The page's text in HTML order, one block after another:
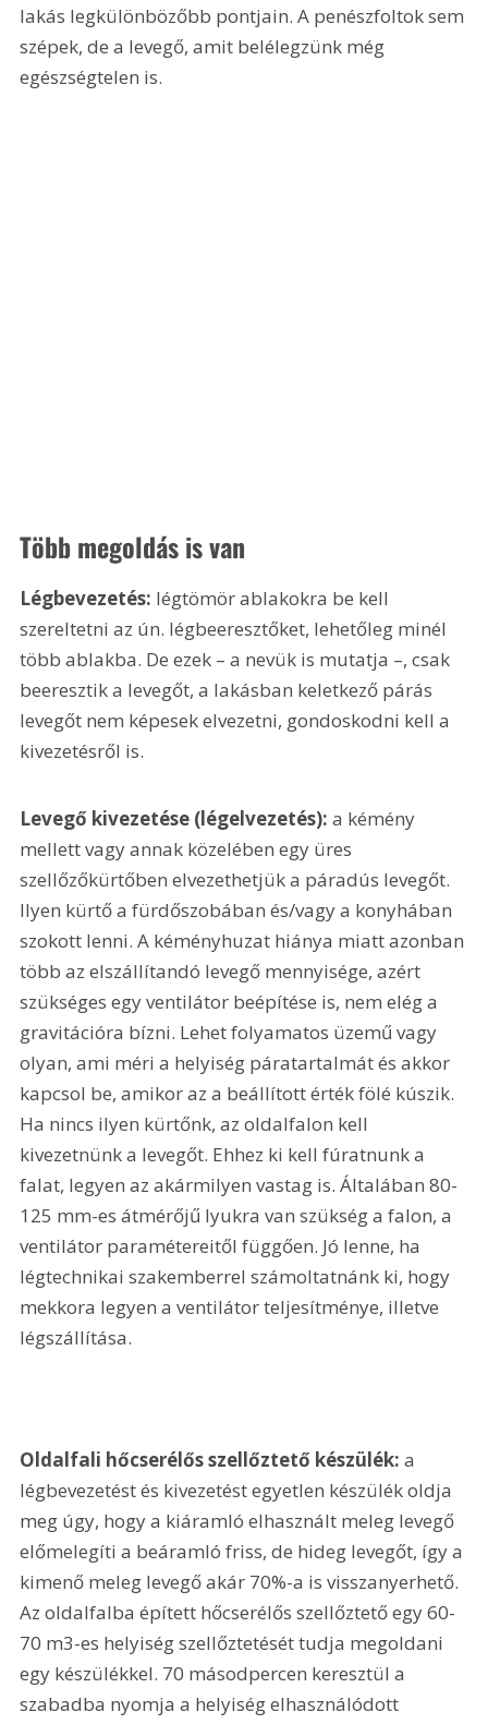
lakás legkülönbözőbb pontjain. A penészfoltok sem
szépek, de a levegő, amit belélegzünk még
egészségtelen is.
Több megoldás is van
Légbevezetés: légtömör ablakokra be kell
szereltetni az ún. légbeeresztőket, lehetőleg minél
több ablakba. De ezek – a nevük is mutatja –, csak
beeresztik a levegőt, a lakásban keletkező párás
levegőt nem képesek elvezetni, gondoskodni kell a
kivezetésről is.
Levegő kivezetése (légelvezetés): a kémény
mellett vagy annak közelében egy üres
szellőzőkürtőben elvezethetjük a páradús levegőt.
Ilyen kürtő a fürdőszobában és/vagy a konyhában
szokott lenni. A kéményhuzat hiánya miatt azonban
több az elszállítandó levegő mennyisége, azért
szükséges egy ventilátor beépítése is, nem elég a
gravitációra bízni. Lehet folyamatos üzemű vagy
olyan, ami méri a helyiség páratartalmát és akkor
kapcsol be, amikor az a beállított érték fölé kúszik.
Ha nincs ilyen kürtőnk, az oldalfalon kell
kivezetnünk a levegőt. Ehhez ki kell fúratnunk a
falat, legyen az akármilyen vastag is. Általában 80-
125 mm-es átmérőjű lyukra van szükség a falon, a
ventilátor paramétereitől függően. Jó lenne, ha
légtechnikai szakemberrel számoltatnánk ki, hogy
mekkora legyen a ventilátor teljesítménye, illetve
légszállítása.
Oldalfali hőcserélős szellőztető készülék: a
légbevezetést és kivezetést egyetlen készülék oldja
meg úgy, hogy a kiáramló elhasznált meleg levegő
előmelegíti a beáramló friss, de hideg levegőt, így a
kimenő meleg levegő akár 70%-a is visszanyerhető.
Az oldalfalba épített hőcserélős szellőztető egy 60-
70 m3-es helyiség szellőztetését tudja megoldani
egy készülékkel. 70 másodpercen keresztül a
szabadba nyomja a helyiség elhasználódott